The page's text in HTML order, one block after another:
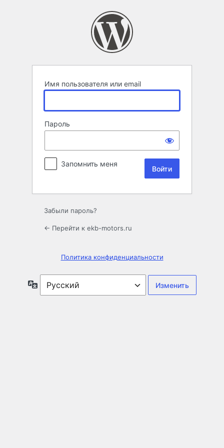
Имя пользователя или email
Пароль
Запомнить меня
Забыли пароль?
← Перейти к ekb-motors.ru
Политика конфиденциальности
Язык